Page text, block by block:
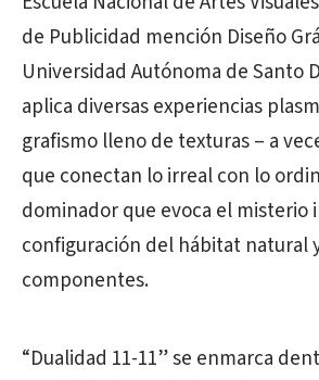
de Publicidad mención Diseño
Universidad Autónoma de Santo
aplica diversas experiencias
grafismo lleno de texturas – a
que conectan lo irreal con lo
dominador que evoca el misterio
configuración del hábitat natural
componentes.
“Dualidad 11-11” se enmarca